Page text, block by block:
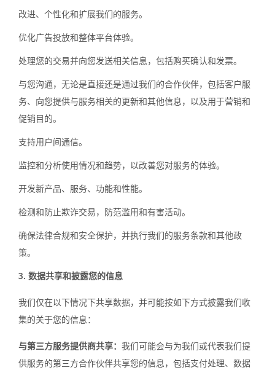
改进、个性化和扩展我们的服务。
优化广告投放和整体平台体验。
处理您的交易并向您发送相关信息，包括购买确认和发票。
与您沟通，无论是直接还是通过我们的合作伙伴，包括客户服
务、向您提供与服务相关的更新和其他信息，以及用于营销和
促销目的。
支持用户间通信。
监控和分析使用情况和趋势，以改善您对服务的体验。
开发新产品、服务、功能和性能。
检测和防止欺诈交易，防范滥用和有害活动。
确保法律合规和安全保护，并执行我们的服务条款和其他政
策。
3. 数据共享和披露您的信息
我们仅在以下情况下共享数据，并可能按如下方式披露我们收
集的关于您的信息：
与第三方服务提供商共享： 我们可能会与为我们或代表我们提
供服务的第三方合作伙伴共享您的信息，包括支付处理、数据